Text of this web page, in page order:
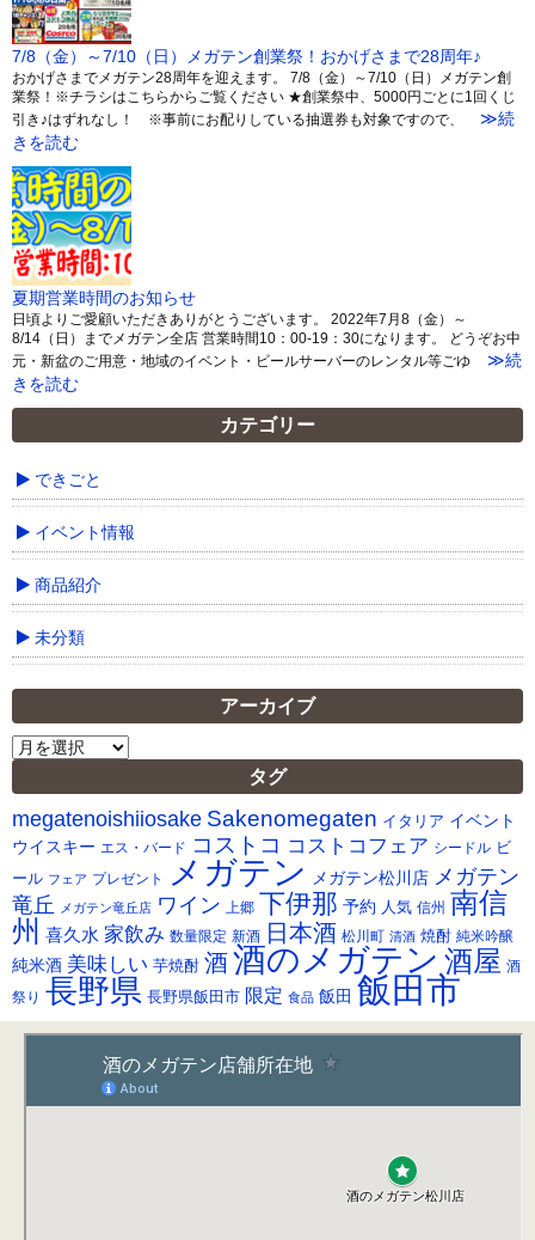
7/8（金）～7/10（日）メガテン創業祭！おかげさまで28周年♪
おかげさまでメガテン28周年を迎えます。 7/8（金）～7/10（日）メガテン創
業祭！※チラシはこちらからご覧ください ★創業祭中、5000円ごとに1回くじ
引き♪はずれなし！ ※事前にお配りしている抽選券も対象ですので、
≫続
きを読む
夏期営業時間のお知らせ
日頃よりご愛顧いただきありがとうございます。 2022年7月8（金）～
8/14（日）までメガテン全店 営業時間10：00-19：30になります。 どうぞお中
元・新盆のご用意・地域のイベント・ビールサーバーのレンタル等ごゆ
≫続
きを読む
カテゴリー
できごと
イベント情報
商品紹介
未分類
アーカイブ
ア
カ
イ
ブ
タグ
megatenoishiiosake Sakenomegaten イタリア イベント
ウイスキー エス・バード コストコ コストコフェア シードル ビ
ール フェア プレゼント メガテン メガテン松川店 メガテン
竜丘
メガテン竜丘店 ワイン 上郷 下伊那 予約 人気 信州 南信
州 喜久水 家飲み 数量限定 新酒 日本酒 松川町 清酒 焼酎 純米吟醸
純米酒 美味しい 芋焼酎 酒酒のメガテン 酒屋 酒
祭り 長野県 長野県飯田市 限定 食品 飯田 飯田市